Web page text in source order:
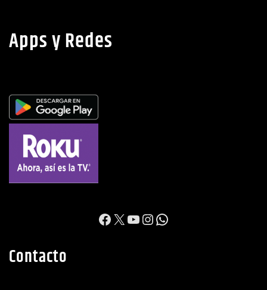
Apps y Redes
https://
X YouTube
Instagram
WhatsApp
Contacto